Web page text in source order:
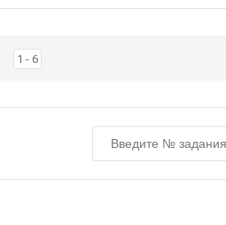
1 - 6